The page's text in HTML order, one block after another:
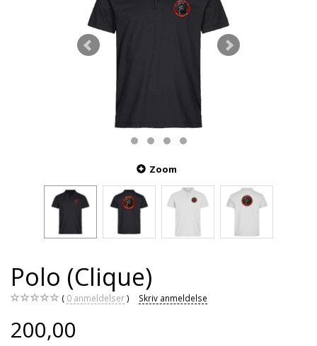
Zoom
Polo (Clique)
0 anmeldelser Skriv anmeldelse
200,00